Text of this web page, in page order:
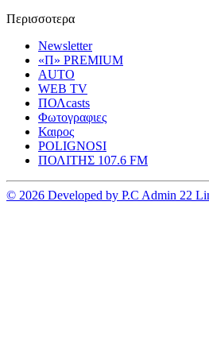
Περισσοτερα
Newsletter
«Π» PREMIUM
AUTO
WEB TV
ΠΟΛcasts
Φωτογραφιες
Καιρος
POLIGNOSI
ΠΟΛΙΤΗΣ 107.6 FM
© 2026 Developed by P.C Admin 22